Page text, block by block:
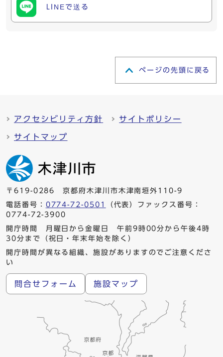
LINEで送る
ページの先頭に戻る
アクセシビリティ方針 サイトポリシー
サイトマップ
〒619-0286 京都府木津川市木津南垣外110-9
電話番号： 0774-72-0501
（代表）ファックス番号：
0774-72-3900
開庁時間 月曜日から金曜日 午前9時00分から午後4時
30分まで（祝日・年末年始を除く）
開庁時間が異なる組織、施設がありますのでご注意くださ
い
問合せフォーム 施設マップ